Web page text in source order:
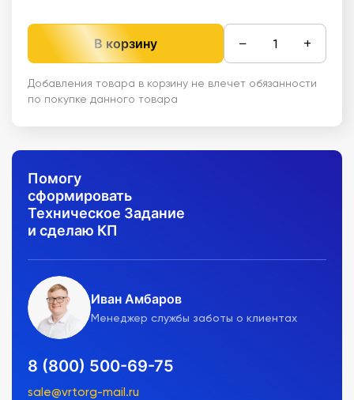
В корзину − +
Добавления товара в корзину не влечет обязанности
по покупке данного товара
Помогу
сформировать
Техническое Задание
и сделаю КП
Иван Амбаров
Менеджер службы заботы о клиентах
8 (800) 500-69-75
sale@vrtorg-mail.ru